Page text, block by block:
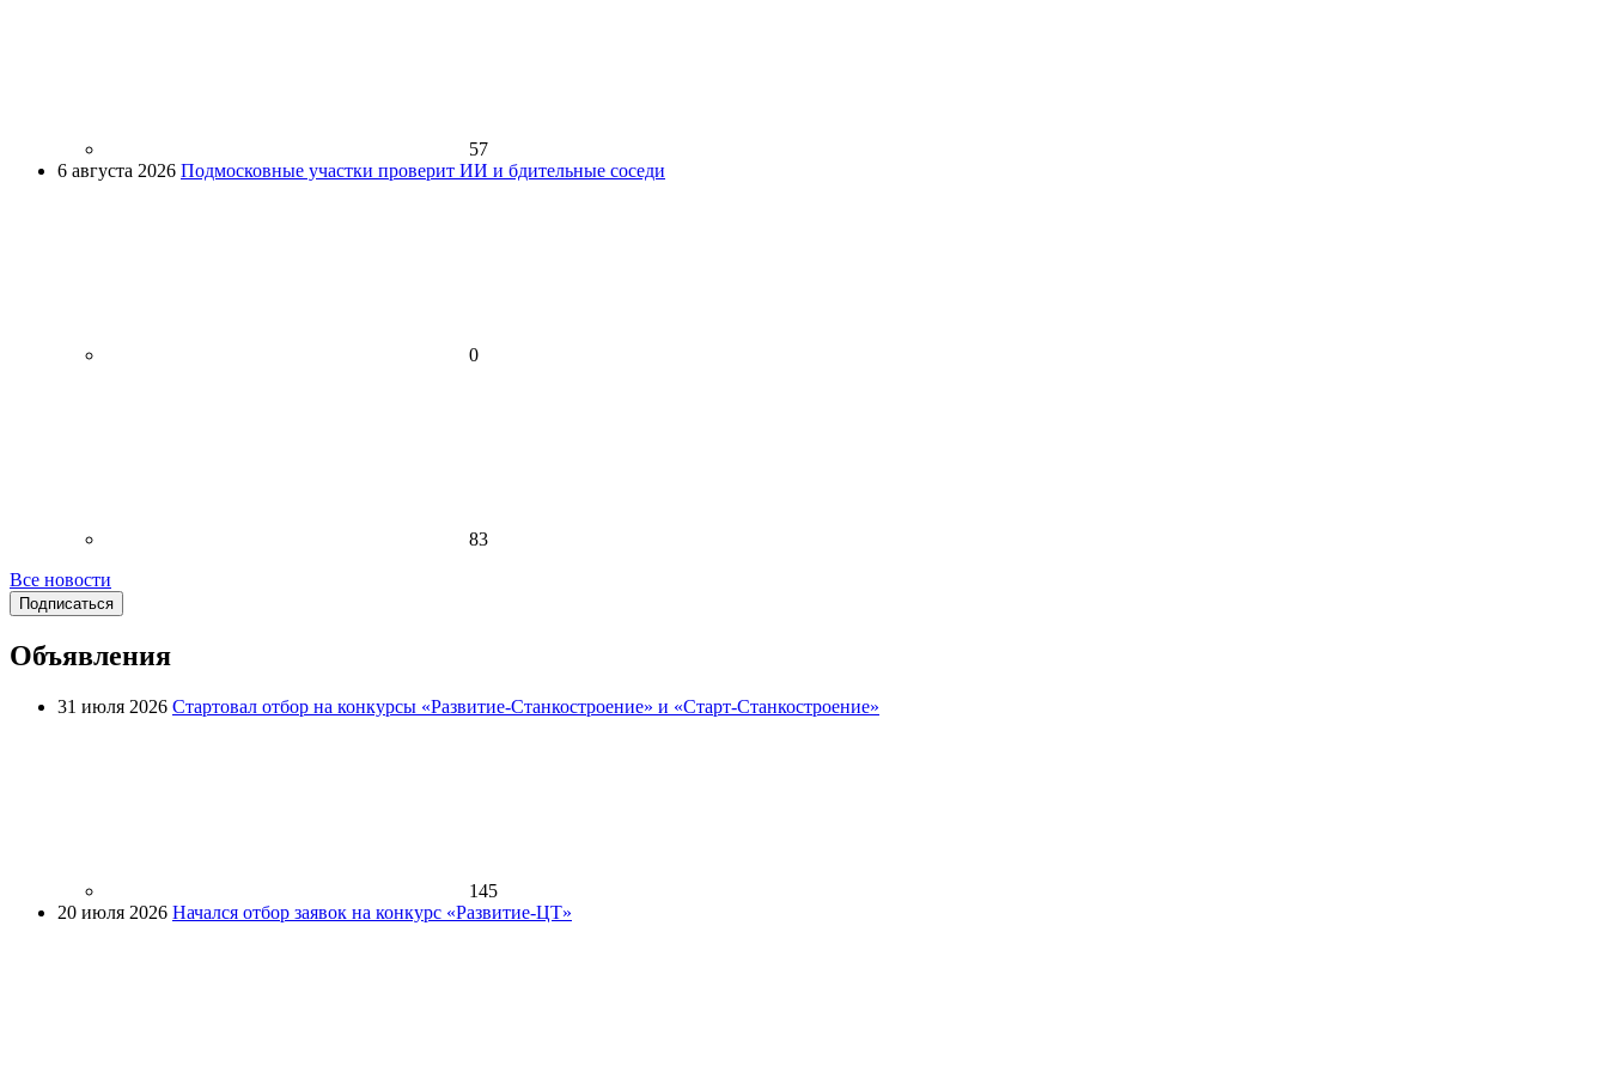
57
6 августа 2026 Подмосковные участки проверит ИИ и бдительные соседи
0
83
Все новости
Подписаться
Объявления
31 июля 2026 Стартовал отбор на конкурсы «Развитие-Станкостроение» и «Старт-Станкостроение»
145
20 июля 2026 Начался отбор заявок на конкурс «Развитие-ЦТ»